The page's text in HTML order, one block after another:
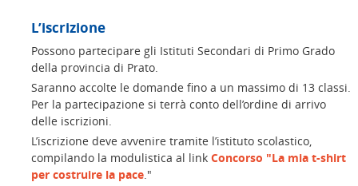
L’iscrizione
Possono partecipare gli Istituti Secondari di Primo Grado
della provincia di Prato.
Saranno accolte le domande fino a un massimo di 13 classi.
Per la partecipazione si terrà conto dell’ordine di arrivo
delle iscrizioni.
L’iscrizione deve avvenire tramite l’istituto scolastico,
compilando la modulistica al link Concorso "La mia t-shirt
per costruire la pace."